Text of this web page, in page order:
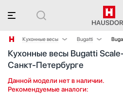
Кухонные весы
Аксессуары
Аксессуары и принадлежности
Акустические системы
Аромастанции
Bugatti
Korting
Кухонные весы Bugatti
Санкт-Петербурге
Данной модели нет в наличии.
Рекомендуемые аналоги: